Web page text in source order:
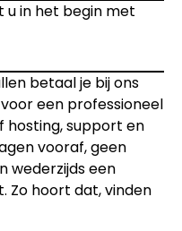
u in het begin met
betaal je bij ons
een professioneel
hosting, support en
vooraf, geen
wederzijds een
Zo hoort dat, vinden